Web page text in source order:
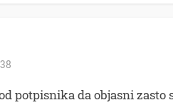
potpisnika da objasni zasto